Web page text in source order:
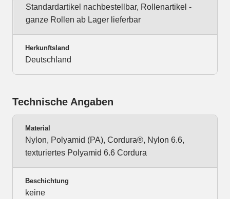
Standardartikel nachbestellbar, Rollenartikel -
ganze Rollen ab Lager lieferbar
Herkunftsland
Deutschland
Technische Angaben
Material
Nylon, Polyamid (PA), Cordura®, Nylon 6.6,
texturiertes Polyamid 6.6 Cordura
Beschichtung
keine